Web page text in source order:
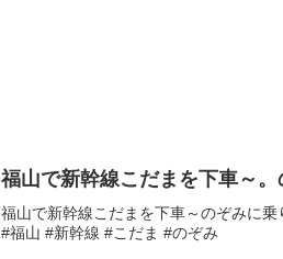
福山で新幹線こだまを下車～
福山で新幹線こだまを下車～のぞみに
#福山 #新幹線 #こだま #のぞみ